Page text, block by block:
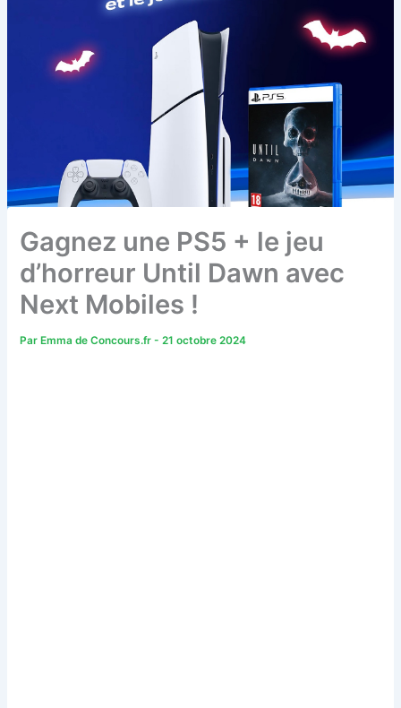
Gagnez une PS5 + le jeu
d’horreur Until Dawn avec
Next Mobiles !
Par Emma de Concours.fr-21 octobre 2024